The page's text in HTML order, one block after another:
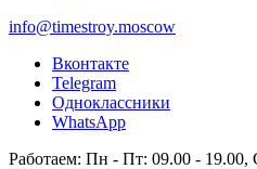
info@timestroy.moscow
Вконтакте
Telegram
Одноклассники
WhatsApp
Работаем: Пн - Пт: 09.00 - 19.00,